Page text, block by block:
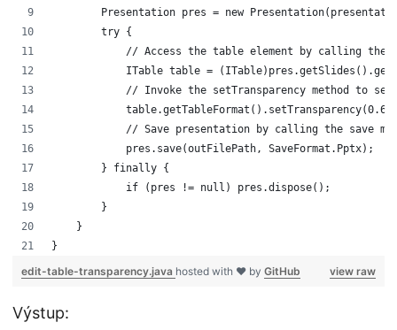
Presentation pres = new
        try {
// Access the table element by calling
ITable table =
// Invoke the setTransparency method to
// Save presentation by calling the save
            pres.save(outFilePath, SaveFormat.Pptx);
        } finally {
            if (pres != null) pres.dispose();
        }
    }
}
view raw
edit-table-transparency.java hosted with ❤ by GitHub
Výstup: